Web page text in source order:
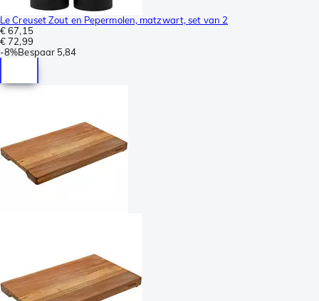
Le Creuset Zout en Pepermolen, matzwart, set van 2
€ 67,15
€ 72,99
-8%Bespaar 5,84